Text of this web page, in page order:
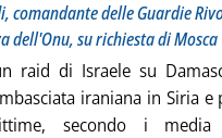
comandante delle Guardie
dell'Onu, su richiesta di Mosca
raid di Israele su
iraniana in Siria
secondo i media